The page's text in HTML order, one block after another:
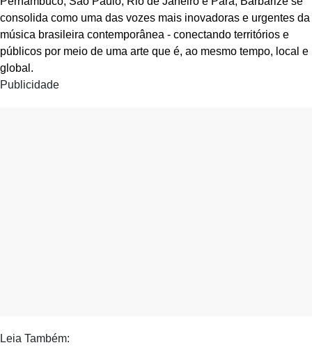
consolida como uma das vozes mais inovadoras e urgentes da
música brasileira contemporânea - conectando territórios e
públicos por meio de uma arte que é, ao mesmo tempo, local e
global.
Publicidade
Leia Também: